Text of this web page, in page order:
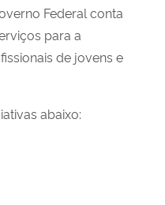
Federal conta
para a
de jovens e
abaixo: